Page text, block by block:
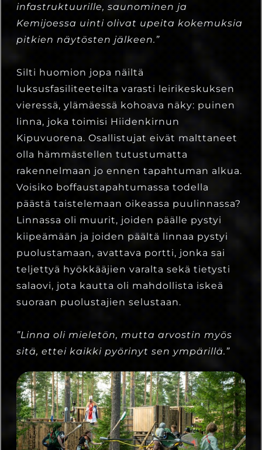
infastruktuurille, saunominen ja
Kemijoessa uinti olivat upeita kokemuksia
pitkien näytösten jälkeen.”
Silti huomion jopa näiltä
luksusfasiliteeteilta varasti leirikeskuksen
vieressä, ylämäessä kohoava näky: puinen
linna, joka toimisi Hiidenkirnun
Kipuvuorena. Osallistujat eivät malttaneet
olla hämmästellen tutustumatta
rakennelmaan jo ennen tapahtuman alkua.
Voisiko boffaustapahtumassa todella
päästä taistelemaan oikeassa puulinnassa?
Linnassa oli muurit, joiden päälle pystyi
kiipeämään ja joiden päältä linnaa pystyi
puolustamaan, avattava portti, jonka sai
teljettyä hyökkääjien varalta sekä tietysti
salaovi, jota kautta oli mahdollista iskeä
suoraan puolustajien selustaan.
”Linna oli mieletön, mutta arvostin myös
sitä, ettei kaikki pyörinyt sen ympärillä.”